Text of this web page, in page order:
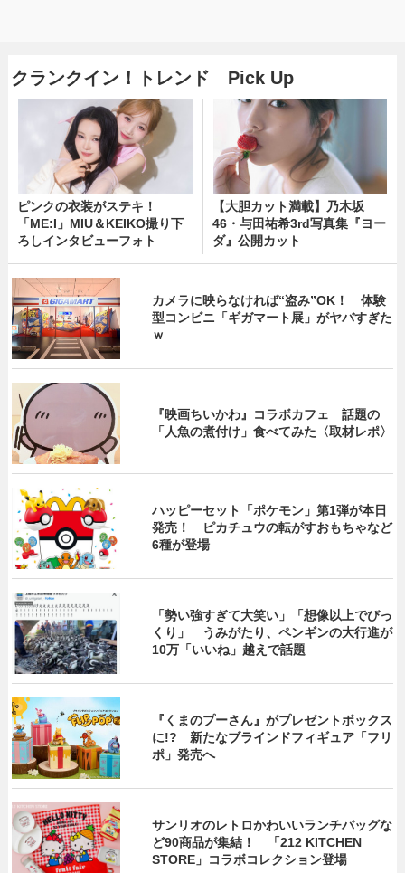
クランクイン！トレンド Pick Up
ピンクの衣装がステキ！
「ME:I」MIU＆KEIKO撮り下
ろしインタビューフォト
【大胆カット満載】乃木坂
46・与田祐希3rd写真集『ヨー
ダ』公開カット
カメラに映らなければ“盗み”OK！ 体験
型コンビニ「ギガマート展」がヤバすぎた
ｗ
『映画ちいかわ』コラボカフェ 話題の
「人魚の煮付け」食べてみた〈取材レポ〉
ハッピーセット「ポケモン」第1弾が本日
発売！ ピカチュウの転がすおもちゃなど
6種が登場
「勢い強すぎて大笑い」「想像以上でびっ
くり」 うみがたり、ペンギンの大行進が
10万「いいね」越えで話題
『くまのプーさん』がプレゼントボックス
に!? 新たなブラインドフィギュア「フリ
ポ」発売へ
サンリオのレトロかわいいランチバッグな
ど90商品が集結！ 「212 KITCHEN
STORE」コラボコレクション登場